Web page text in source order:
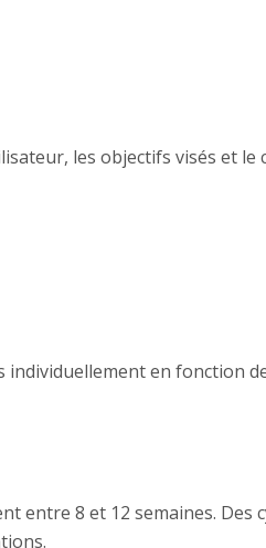
les objectifs visés et
en fonction
entre 8 et 12 semaines.